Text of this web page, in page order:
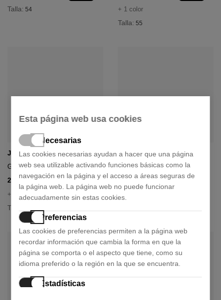
Talla: 54 + 1 color
Talla: 55
Jimmy Choo
Gafas de sol 0jc5058ju
255,00 € 340,00 € - 25%
+ 1 color
Talla:
Miu Miu
Gafas de sol 0mu a51s
352,50 € 470,00 €
Esta página web usa cookies
Necesarias
Las cookies necesarias ayudan a hacer que una página
web sea utilizable activando funciones básicas como la
navegación en la página y el acceso a áreas seguras de
la página web. La página web no puede funcionar
adecuadamente sin estas cookies.
Preferencias
Las cookies de preferencias permiten a la página web
recordar información que cambia la forma en que la
página se comporta o el aspecto que tiene, como su
idioma preferido o la región en la que se encuentra.
Estadísticas